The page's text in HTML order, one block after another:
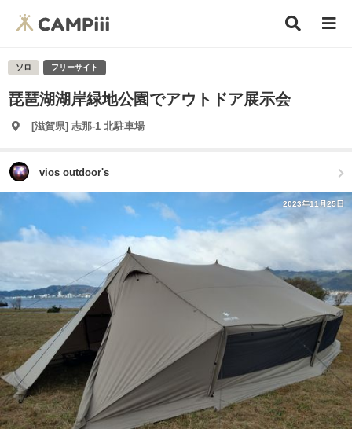
ソロ フリーサイト
琵琶湖湖岸緑地公園でアウトドア展示会
[滋賀県] 志那-1 北駐車場
vios outdoor's
2023年11月25日